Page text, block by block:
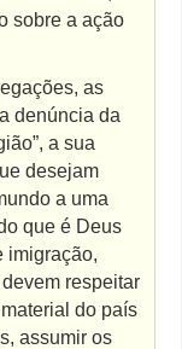
sobre a ação
as
denúncia da
a sua
desejam
a uma
que é Deus
imigração,
respeitar
do país
assumir os